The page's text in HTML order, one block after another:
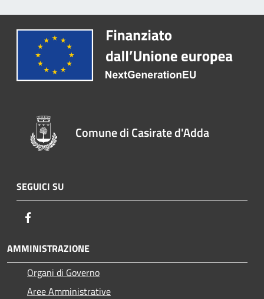
Comune di Casirate d'Adda
SEGUICI SU
AMMINISTRAZIONE
Organi di Governo
Aree Amministrative